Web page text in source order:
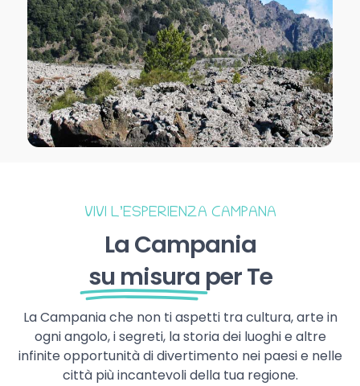
VIVI L’ESPERIENZA CAMPANA
La Campania
su misura per Te
La Campania che non ti aspetti tra cultura, arte in
ogni angolo, i segreti, la storia dei luoghi e altre
infinite opportunità di divertimento nei paesi e nelle
città più incantevoli della tua regione.